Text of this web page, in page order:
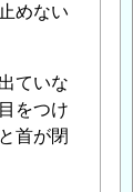
めない
ていな
をつけ
首が閉